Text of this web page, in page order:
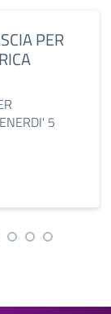
PER
5